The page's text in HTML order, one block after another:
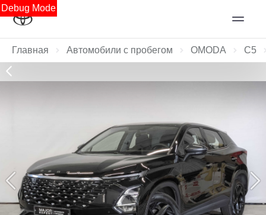
Debug Mode
Главная Автомобили с пробегом OMODA C5